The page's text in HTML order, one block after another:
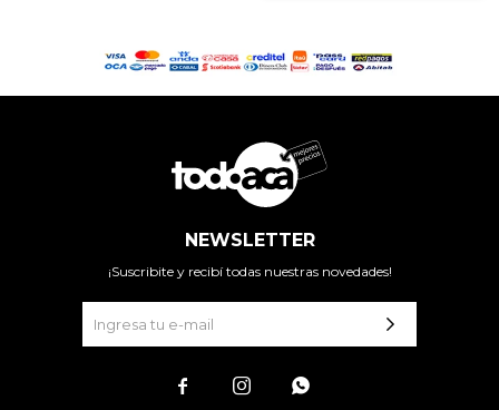
NEWSLETTER
¡Suscribite y recibí todas nuestras novedades!
  